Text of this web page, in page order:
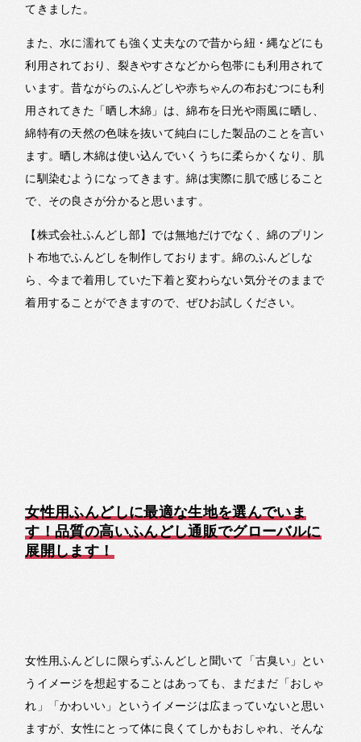
てきました。
また、水に濡れても強く丈夫なので昔から紐・縄などにも
利用されており、裂きやすさなどから包帯にも利用されて
います。昔ながらのふんどしや赤ちゃんの布おむつにも利
用されてきた「晒し木綿」は、綿布を日光や雨風に晒し、
綿特有の天然の色味を抜いて純白にした製品のことを言い
ます。晒し木綿は使い込んでいくうちに柔らかくなり、肌
に馴染むようになってきます。綿は実際に肌で感じること
で、その良さが分かると思います。
【株式会社ふんどし部】では無地だけでなく、綿のプリン
ト布地でふんどしを制作しております。綿のふんどしな
ら、今まで着用していた下着と変わらない気分そのままで
着用することができますので、ぜひお試しください。
女性用ふんどしに最適な生地を選んでいま
す！品質の高いふんどし通販でグローバルに
展開します！
女性用ふんどしに限らずふんどしと聞いて「古臭い」とい
うイメージを想起することはあっても、まだまだ「おしゃ
れ」「かわいい」というイメージは広まっていないと思い
ますが、女性にとって体に良くてしかもおしゃれ、そんな